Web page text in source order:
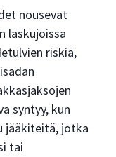
nousevat
laskujoissa
riskiä,
syntyy, kun
jääkiteitä, jotka
tai